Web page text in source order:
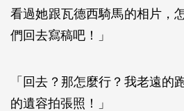
看過她跟瓦德西騎馬的相片，
們回去寫稿吧！」
「回去？那怎麼行？我老遠的
的遺容拍張照！」